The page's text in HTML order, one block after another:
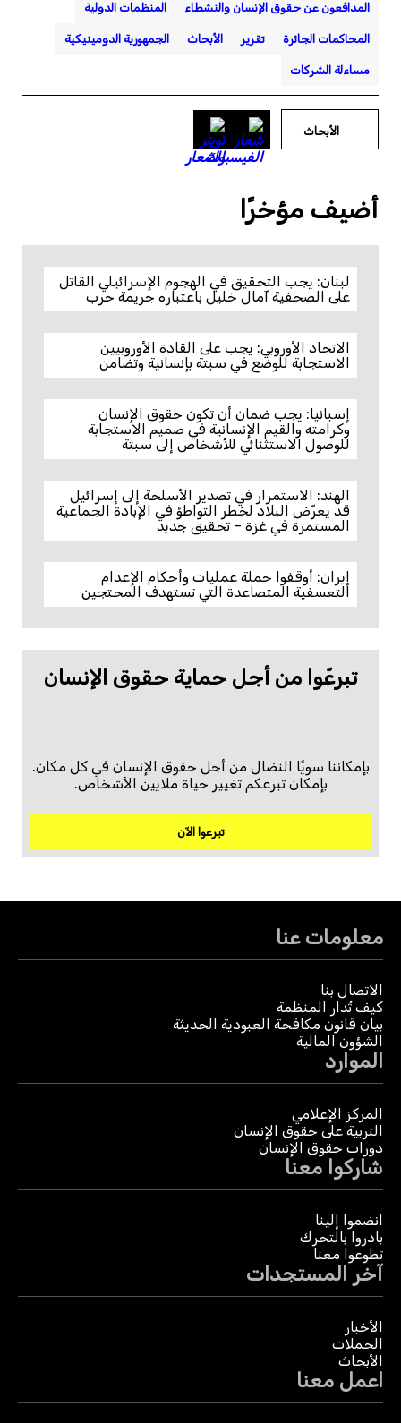
المدافعون عن حقوق الإنسان والنشطاء المنظمات الدولية
المحاكمات الجائرة تقرير الأبحاث الجمهورية الدومينيكية
مساءلة الشركات
الأبحاث
أضيف مؤخرًا
لبنان: يجب التحقيق في الهجوم الإسرائيلي القاتل
على الصحفية آمال خليل باعتباره جريمة حرب
الاتحاد الأوروبي: يجب على القادة الأوروبيين
الاستجابة للوضع في سبتة بإنسانية وتضامن
إسبانيا: يجب ضمان أن تكون حقوق الإنسان
وكرامته والقيم الإنسانية في صميم الاستجابة
للوصول الاستثنائي للأشخاص إلى سبتة
الهند: الاستمرار في تصدير الأسلحة إلى إسرائيل
قد يعرّض البلاد لخطر التواطؤ في الإبادة الجماعية
المستمرة في غزة – تحقيق جديد
إيران: أوقفوا حملة عمليات وأحكام الإعدام
التعسفية المتصاعدة التي تستهدف المحتجين
تبرعّوا من أجل حماية حقوق الإنسان
بإمكاننا سويًا النضال من أجل حقوق الإنسان في كل مكان.
بإمكان تبرعكم تغيير حياة ملايين الأشخاص.
تبرعوا الآن
معلومات عنا
الاتصال بنا
كيف تُدار المنظمة
بيان قانون مكافحة العبودية الحديثة
الشؤون المالية
الموارد
المركز الإعلامي
التربية على حقوق الإنسان
دورات حقوق الإنسان
شاركوا معنا
انضموا إلينا
بادروا بالتحرك
تطوعوا معنا
آخر المستجدات
الأخبار
الحملات
الأبحاث
اعمل معنا